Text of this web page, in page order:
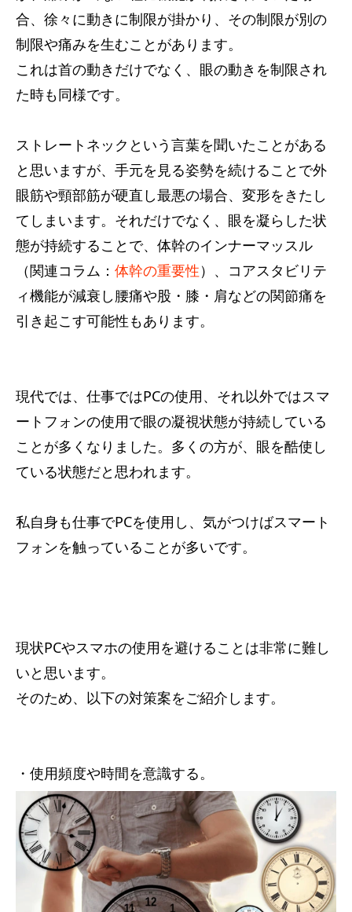
合、徐々に動きに制限が掛かり、その制限が別の
制限や痛みを生むことがあります。
これは首の動きだけでなく、眼の動きを制限され
た時も同様です。
ストレートネックという言葉を聞いたことがある
と思いますが、手元を見る姿勢を続けることで外
眼筋や頸部筋が硬直し最悪の場合、変形をきたし
てしまいます。それだけでなく、眼を凝らした状
態が持続することで、体幹のインナーマッスル
（関連コラム： 体幹の重要性）、コアスタビリテ
ィ機能が減衰し腰痛や股・膝・肩などの関節痛を
引き起こす可能性もあります。
現代では、仕事ではPCの使用、それ以外ではスマ
ートフォンの使用で眼の凝視状態が持続している
ことが多くなりました。多くの方が、眼を酷使し
ている状態だと思われます。
私自身も仕事でPCを使用し、気がつけばスマート
フォンを触っていることが多いです。
現状PCやスマホの使用を避けることは非常に難し
いと思います。
そのため、以下の対策案をご紹介します。
・使用頻度や時間を意識する。